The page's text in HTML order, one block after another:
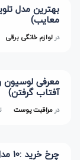
بهترین مدل
معایب)
در لوازم خانگی برقی
معرفی لوسیون
آفتاب گرفتن)
در مراقبت پوست